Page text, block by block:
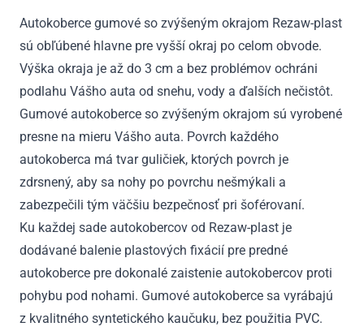
2007
-
2015
Autokoberce gumové so zvýšeným okrajom Rezaw-plast
sú obľúbené hlavne pre vyšší okraj po celom obvode.
Výška okraja je až do 3 cm a bez problémov ochráni
podlahu Vášho auta od snehu, vody a ďalších nečistôt.
Gumové autokoberce so zvýšeným okrajom sú vyrobené
presne na mieru Vášho auta. Povrch každého
autokoberca má tvar guličiek, ktorých povrch je
zdrsnený, aby sa nohy po povrchu nešmýkali a
zabezpečili tým väčšiu bezpečnosť pri šoférovaní.
Ku každej sade autokobercov od Rezaw-plast je
dodávané balenie plastových fixácií pre predné
autokoberce pre dokonalé zaistenie autokobercov proti
pohybu pod nohami. Gumové autokoberce sa vyrábajú
z kvalitného syntetického kaučuku, bez použitia PVC.